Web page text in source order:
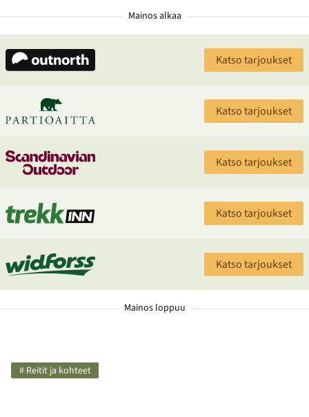
Mainos alkaa
Katso tarjoukset
Katso tarjoukset
Katso tarjoukset
Katso tarjoukset
Katso tarjoukset
Mainos loppuu
Kategoriat
Reitit ja kohteet